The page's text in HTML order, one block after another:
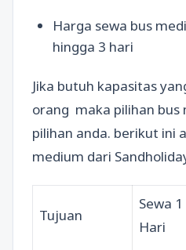
Harga sewa bus
hingga 3 hari
Jika butuh kapasitas
orang maka pilihan bus
pilihan anda. berikut ini
medium dari
Tujuan
Sewa 1
Hari